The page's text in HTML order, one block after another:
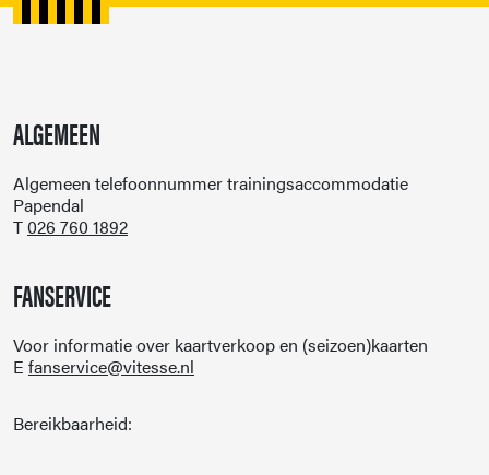
ALGEMEEN
Algemeen telefoonnummer trainingsaccommodatie
Papendal
T026 760 1892
FANSERVICE
Voor informatie over kaartverkoop en (seizoen)kaarten
E fanservice@vitesse.nl
Bereikbaarheid: